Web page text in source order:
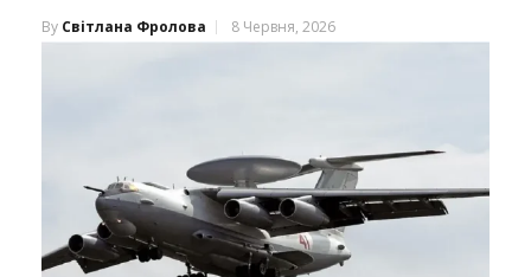
By Світлана Фролова 8 Червня, 2026